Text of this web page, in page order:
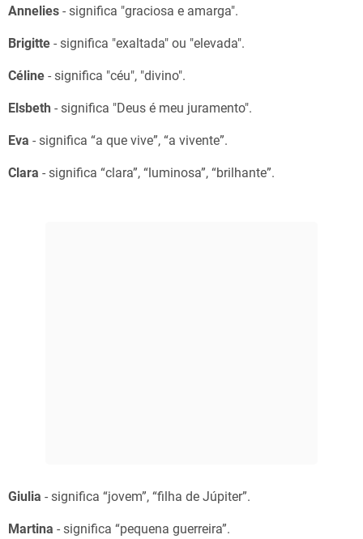
Annelies - significa "graciosa e amarga".
Brigitte - significa "exaltada" ou "elevada".
Céline - significa "céu", "divino".
Elsbeth - significa "Deus é meu juramento".
Eva - significa “a que vive”, “a vivente”.
Clara - significa “clara”, “luminosa”, “brilhante”.
Giulia - significa “jovem”, “filha de Júpiter”.
Martina - significa “pequena guerreira”.